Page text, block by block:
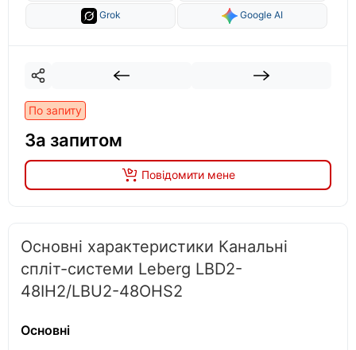
Grok Google AI
По запиту
За запитом
Повідомити мене
Основні характеристики Канальні
спліт-системи Leberg LBD2-
48IH2/LBU2-48OHS2
Основні